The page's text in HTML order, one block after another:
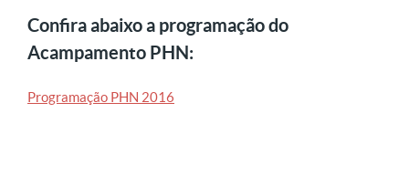
Confira abaixo a programação do
Acampamento PHN:
Programação PHN 2016